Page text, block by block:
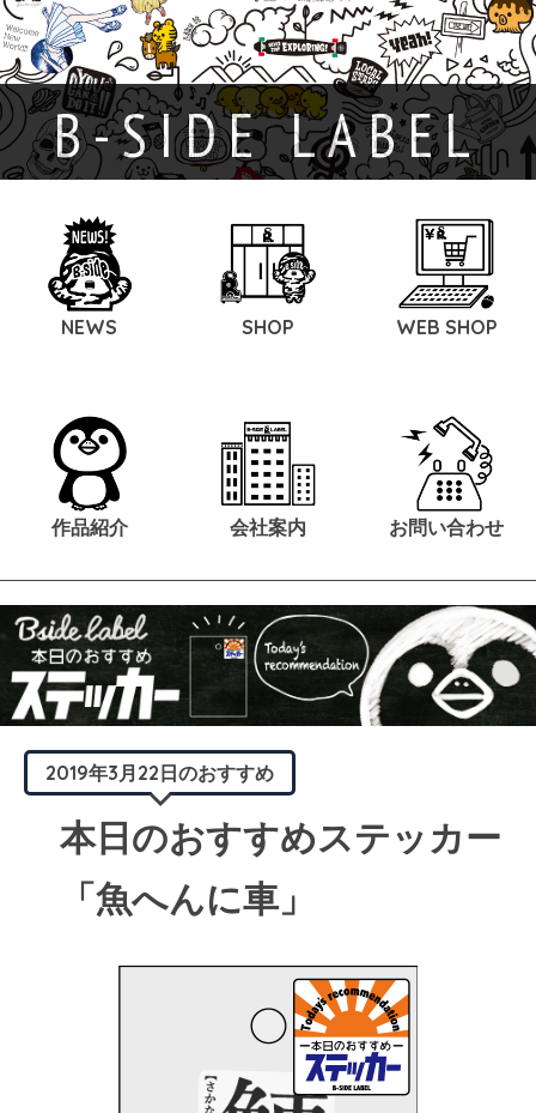
B-SIDE LABEL
NEWS SHOP WEB SHOP
作品紹介 会社案内 お問い合わせ
2019年3月22日のおすすめ
本日のおすすめステッカー
「魚へんに車」